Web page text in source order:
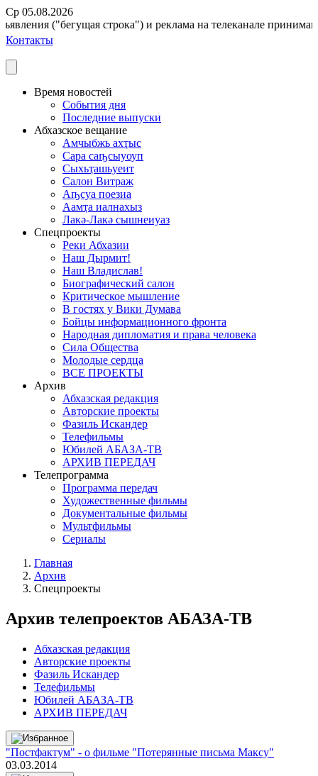
Ср 05.08.2026
("бегущая строка") и реклама на телеканале
Контакты
Время новостей
События дня
Последние выпуски
Абхазское вещание
Амчыбжь ахҭыс
Сара саҧсыуоуп
Сыхьҭашьуеит
Салон Витраж
Аҧсуа поезиа
Аамҭа иалнахыз
Лакә-Лакә сышнеиуаз
Спецпроекты
Реки Абхазии
Наш Дырмит!
Наш Владислав!
Биографический салон
Критическое мышление
В гостях у Вики Думава
Бойцы информационного фронта
Народная дипломатия и права человека
Сила Общества
Молодые сердца
ВСЕ ПРОЕКТЫ
Архив
Абхазская редакция
Авторские проекты
Фазиль Искандер
Телефильмы
Юбилей АБАЗА-ТВ
АРХИВ ПЕРЕДАЧ
Телепрограмма
Программа передач
Художественные фильмы
Документальные фильмы
Мультфильмы
Сериалы
Главная
Архив
Спецпроекты
Архив телепроектов АБАЗА-ТВ
Абхазская редакция
Авторские проекты
Фазиль Искандер
Телефильмы
Юбилей АБАЗА-ТВ
АРХИВ ПЕРЕДАЧ
"Постфактум" - о фильме "Потерянные письма Максу"
03.03.2014